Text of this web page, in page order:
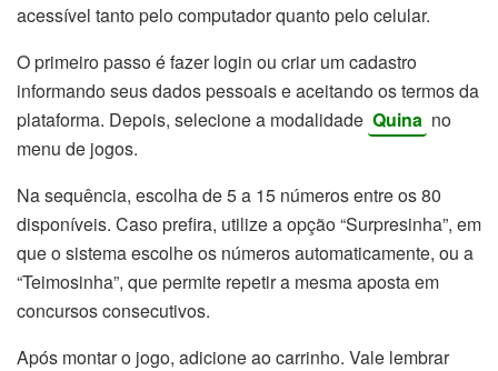
acessível tanto pelo computador quanto pelo celular.
O primeiro passo é fazer login ou criar um cadastro
informando seus dados pessoais e aceitando os termos da
plataforma. Depois, selecione a modalidade Quina no
menu de jogos.
Na sequência, escolha de 5 a 15 números entre os 80
disponíveis. Caso prefira, utilize a opção “Surpresinha”, em
que o sistema escolhe os números automaticamente, ou a
“Teimosinha”, que permite repetir a mesma aposta em
concursos consecutivos.
Após montar o jogo, adicione ao carrinho. Vale lembrar